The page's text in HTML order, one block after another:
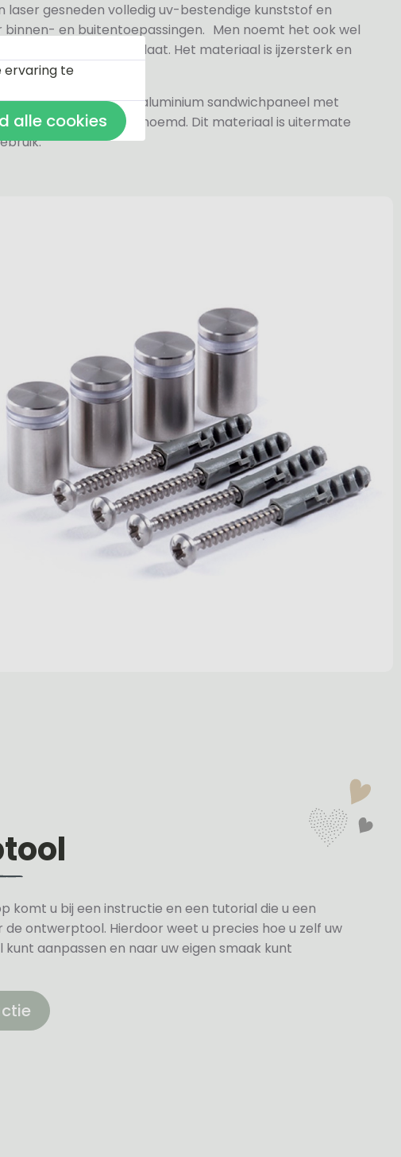
laser gesneden volledig uv-bestendige kunststof en
en buitentoepassingen. Men noemt het ook wel
of acrylaat naamplaat. Het materiaal is ijzersterk en
zijn gemaakt van aluminium sandwichpaneel met
Ook wel dibond genoemd. Dit materiaal is uitermate
komt u bij een instructie en een tutorial die u een
ontwerptool. Hierdoor weet u precies hoe u zelf uw
aanpassen en naar uw eigen smaak kunt
ervaring te
alle cookies